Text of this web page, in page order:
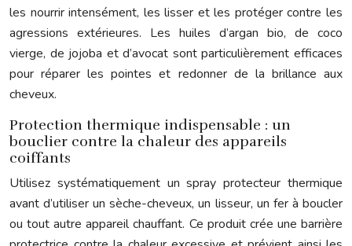
les nourrir intensément, les lisser et les protéger contre les
agressions extérieures. Les huiles d’argan bio, de coco
vierge, de jojoba et d’avocat sont particulièrement efficaces
pour réparer les pointes et redonner de la brillance aux
cheveux.
Protection thermique indispensable : un
bouclier contre la chaleur des appareils
coiffants
Utilisez systématiquement un spray protecteur thermique
avant d’utiliser un sèche-cheveux, un lisseur, un fer à boucler
ou tout autre appareil chauffant. Ce produit crée une barrière